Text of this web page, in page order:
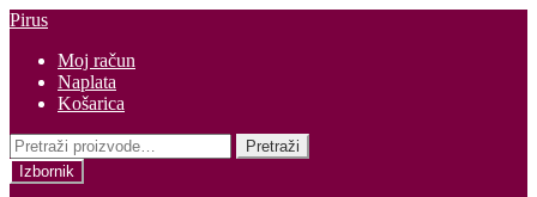
Preskoči
navigaciju
Skoči
sadržaja
Pirus
Moj račun
Naplata
Košarica
Pretraži:
Pretraži
Izbornik